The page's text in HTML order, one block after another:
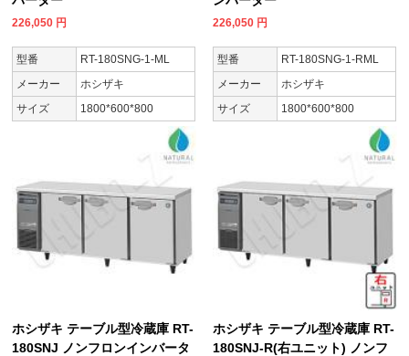
226,050 円
型番
RT-180SNG-1-ML
メーカー
ホシザキ
サイズ
1800*600*800
226,050 円
型番
RT-180SNG-1-RML
メーカー
ホシザキ
サイズ
1800*600*800
ホシザキ テーブル型冷蔵庫 RT-
180SNJ ノンフロンインバータ
ホシザキ テーブル型冷蔵庫 RT-
180SNJ-R(右ユニット) ノンフ